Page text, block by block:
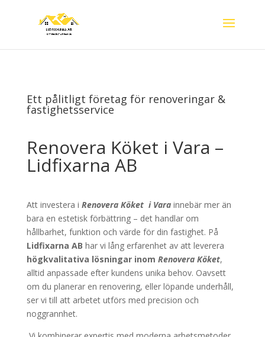
Ett pålitligt företag för renoveringar &
fastighetsservice
Renovera Köket i Vara –
Lidfixarna AB
Att investera i Renovera Köket i Varainnebär mer än
bara en estetisk förbättring – det handlar om
hållbarhet, funktion och värde för din fastighet. På
Lidfixarna AB har vi lång erfarenhet av att leverera
högkvalitativa lösningar inom Renovera Köket,
alltid anpassade efter kundens unika behov. Oavsett
om du planerar en renovering, eller löpande underhåll,
ser vi till att arbetet utförs med precision och
noggrannhet.